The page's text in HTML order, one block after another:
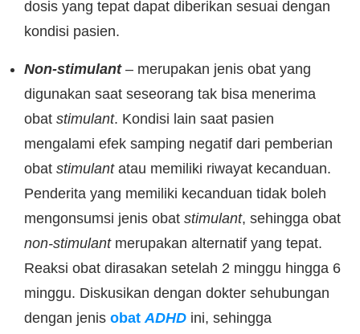
dosis yang tepat dapat diberikan sesuai dengan
kondisi pasien.
Non-stimulant– merupakan jenis obat yang
digunakan saat seseorang tak bisa menerima
obat stimulant. Kondisi lain saat pasien
mengalami efek samping negatif dari pemberian
obat stimulantatau memiliki riwayat kecanduan.
Penderita yang memiliki kecanduan tidak boleh
mengonsumsi jenis obat stimulant, sehingga obat
non-stimulantmerupakan alternatif yang tepat.
Reaksi obat dirasakan setelah 2 minggu hingga 6
minggu. Diskusikan dengan dokter sehubungan
dengan jenis obatADHD ini, sehingga